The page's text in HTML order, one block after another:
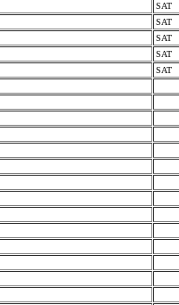
SAT
SAT
SAT
SAT
SAT